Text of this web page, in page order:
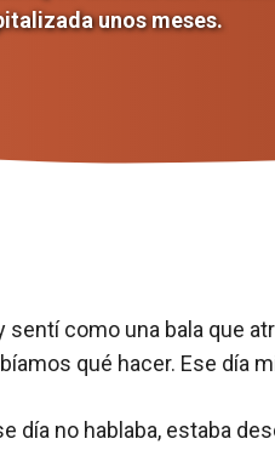
unos meses.
como una bala que
qué hacer. Ese día
día no hablaba, estaba